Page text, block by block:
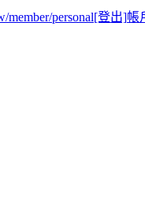
member/personal[登出]帳